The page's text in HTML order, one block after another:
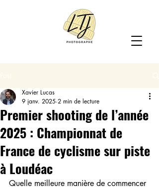
Premier shooting de l’année
2025 : Championnat de
France de cyclisme sur piste
à Loudéac
Xavier Lucas
9 janv. 2025 2 min de lecture
Quelle meilleure manière de commencer